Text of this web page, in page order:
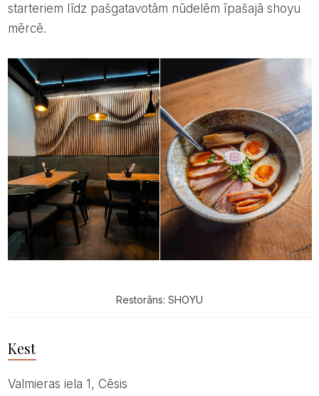
starteriem līdz pašgatavotām nūdelēm īpašajā shoyu
mērcē.
Restorāns: SHOYU
Kest
Valmieras iela 1, Cēsis